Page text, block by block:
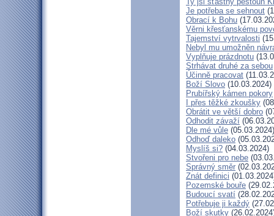
Je potřeba se sehnout
Obrací k Bohu
Věrni křesťanskému
Tajemství vytrvalosti
Nebyl mu umožněn
Vyplňuje prázdnotu
Strhávat druhé za sebou
Účinně pracovat
Boží Slovo (10.03.2024)
Prubířský kámen pokory
I přes těžké zkoušky
Obrátit ve větší dobro
Odhodit závaží
Dle mé vůle (05.03.2024)
Odhoď daleko
Myslíš si? (04.03.2024)
Stvořeni pro nebe
Správný směr
Znát definici
Pozemské bouře
Budoucí svatí
Potřebuje ji každý
Boží skutky